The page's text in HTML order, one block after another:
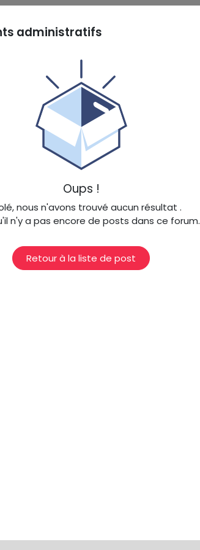
administratifs
Oups !
nous n'avons trouvé aucun résultat .
n'y a pas encore de posts dans ce forum.
Retour à la liste de post